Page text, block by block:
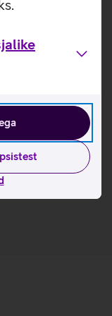
et seadmeid
või muud
omaduste